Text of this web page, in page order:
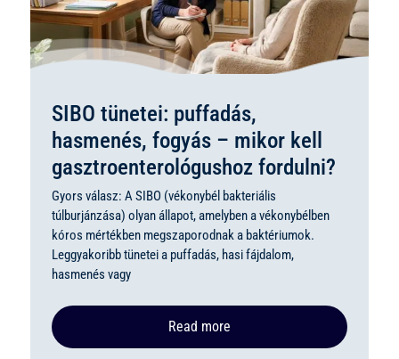
SIBO tünetei: puffadás,
hasmenés, fogyás – mikor kell
gasztroenterológushoz fordulni?
Gyors válasz: A SIBO (vékonybél bakteriális
túlburjánzása) olyan állapot, amelyben a vékonybélben
kóros mértékben megszaporodnak a baktériumok.
Leggyakoribb tünetei a puffadás, hasi fájdalom,
hasmenés vagy
Read more